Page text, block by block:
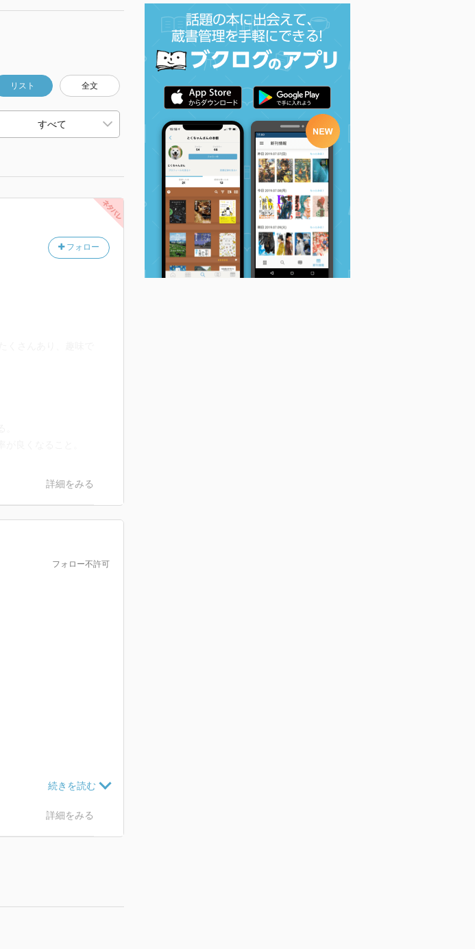
リスト 全文
フォロー
詳細をみる
フォロー不許可
詳細をみる